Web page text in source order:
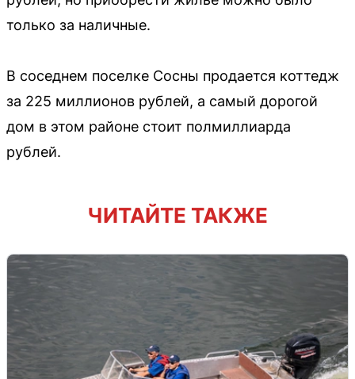
только за наличные.
В соседнем поселке Сосны продается коттедж
за 225 миллионов рублей, а самый дорогой
дом в этом районе стоит полмиллиарда
рублей.
ЧИТАЙТЕ ТАКЖЕ